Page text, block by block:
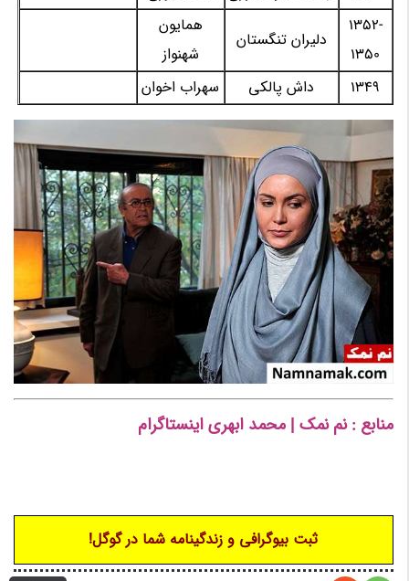
1352-
1350
دلیران تنگستان
همایون
شهنواز
1349
داش پالکی سهراب اخوان
منابع : نم نمک | محمد ابهری اینستاگرام
ثبت بیوگرافی و زندگینامه شما در گوگل!